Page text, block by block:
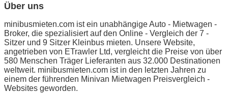
Über uns
minibusmieten.com ist ein unabhängige Auto - Mietwagen -
Broker, die spezialisiert auf den Online - Vergleich der 7 -
Sitzer und 9 Sitzer Kleinbus mieten. Unsere Website,
angetrieben von ETrawler Ltd, vergleicht die Preise von über
580 Menschen Träger Lieferanten aus 32.000 Destinationen
weltweit. minibusmieten.com ist in den letzten Jahren zu
einem der führenden Minivan Mietwagen Preisvergleich -
Websites geworden.